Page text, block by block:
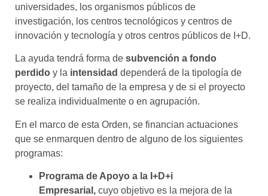
universidades, los organismos públicos de
investigación, los centros tecnológicos y centros de
innovación y tecnología y otros centros públicos de I+D.
La ayuda tendrá forma de subvención a fondo
perdido y la intensidad dependerá de la tipología de
proyecto, del tamaño de la empresa y de si el proyecto
se realiza individualmente o en agrupación.
En el marco de esta Orden, se financian actuaciones
que se enmarquen dentro de alguno de los siguientes
programas:
Programa de Apoyo a la I+D+i
Empresarial, cuyo objetivo es la mejora de la